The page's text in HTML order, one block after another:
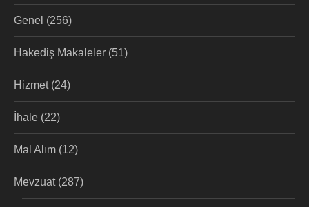
Genel (256)
Hakediş Makaleler (51)
Hizmet(24)
İhale (22)
Mal Alım (12)
Mevzuat(287)